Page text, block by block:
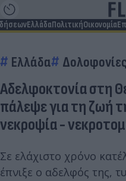
ΕλλάδαΠολιτικήΟικονομία
Ελλάδα
Αδελφοκτονία στη
πάλεψε για τη ζωή
νεκροψία -
Σε ελάχιστο χρόνο
έπνιξε ο αδελφός της,